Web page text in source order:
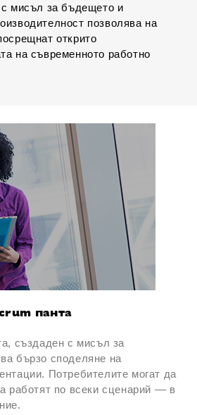
мисъл за бъдещето и
позволява на
открито
на съвременното работно
панта
създаден с мисъл за
бързо споделяне на
Потребителите могат да
работят по всеки сценарий –– в